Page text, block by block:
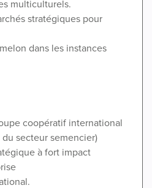
multiculturels.
stratégiques pour
dans les instances
coopératif international
secteur semencier)
à fort impact